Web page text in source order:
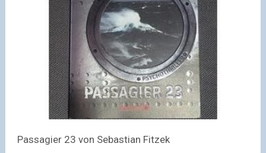
Passagier 23 von Sebastian Fitzek